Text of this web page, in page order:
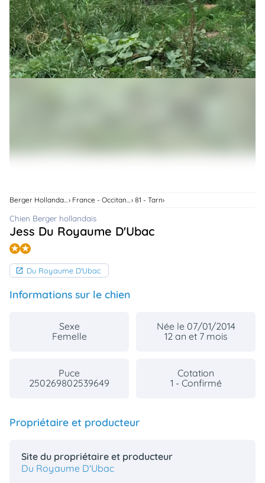
Connexion
81 - Tarn
Chien Berger hollandais
Jess Du Royaume D'Ubac
Du Royaume D'Ubac
Informations sur le chien
Sexe
Femelle
Née le 07/01/2014
12 an et 7 mois
Puce
250269802539649
Cotation
1 - Confirmé
Propriétaire et producteur
Site du propriétaire et producteur
Du Royaume D'Ubac